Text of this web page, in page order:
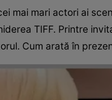
mai mari actori ai
TIFF. Printre
Cum arată în